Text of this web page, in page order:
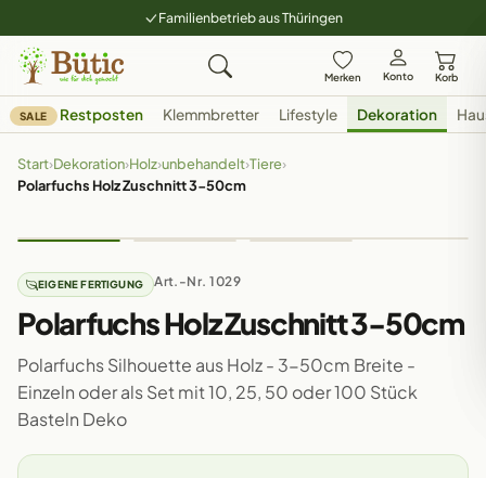
Familienbetrieb aus Thüringen
Merken Konto Korb
SALE Restposten Klemmbretter Lifestyle Dekoration
Start›Dekoration›Holz›unbehandelt›Tiere›
Polarfuchs Holz Zuschnitt 3-50cm
EIGENE FERTIGUNG Art.-Nr. 1029
Polarfuchs Holz Zuschnitt 3-50cm
Polarfuchs Silhouette aus Holz - 3-50cm Breite -
Einzeln oder als Set mit 10, 25, 50 oder 100 Stück
Basteln Deko